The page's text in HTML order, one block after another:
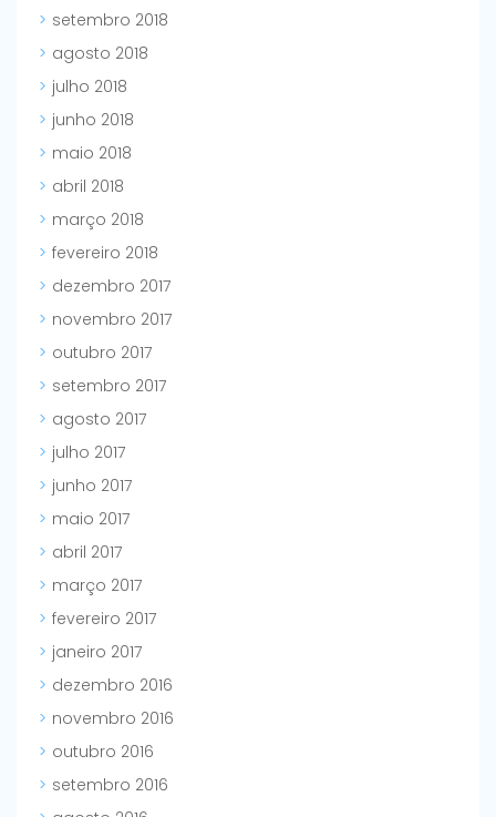
setembro 2018
agosto 2018
julho 2018
junho 2018
maio 2018
abril 2018
março 2018
fevereiro 2018
dezembro 2017
novembro 2017
outubro 2017
setembro 2017
agosto 2017
julho 2017
junho 2017
maio 2017
abril 2017
março 2017
fevereiro 2017
janeiro 2017
dezembro 2016
novembro 2016
outubro 2016
setembro 2016